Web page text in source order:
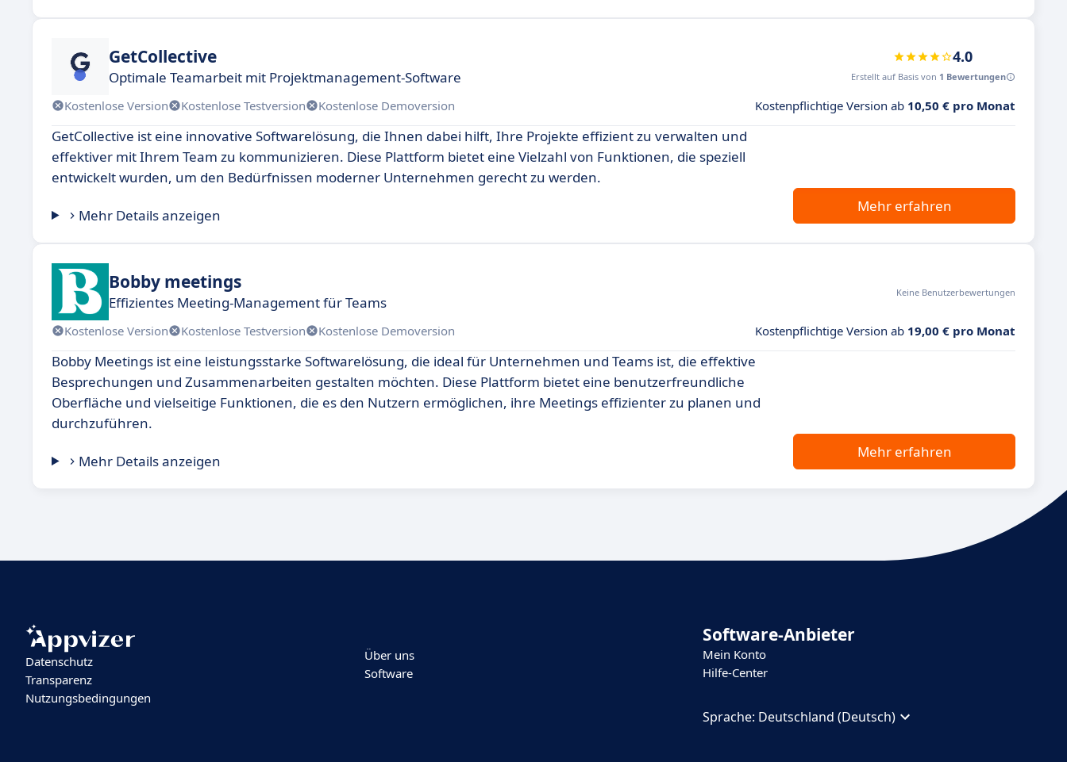
GetCollective
Optimale Teamarbeit mit Projektmanagement-Software
4.0
Erstellt auf Basis von 1 Bewertungen
Kostenlose Version Kostenlose Testversion Kostenlose Demoversion Kostenpflichtige Version ab 10,50 € pro Monat
GetCollective ist eine innovative Softwarelösung, die Ihnen dabei hilft, Ihre Projekte effizient zu verwalten und
effektiver mit Ihrem Team zu kommunizieren. Diese Plattform bietet eine Vielzahl von Funktionen, die speziell
entwickelt wurden, um den Bedürfnissen moderner Unternehmen gerecht zu werden.
Mehr Details anzeigen
Mehr erfahren
Bobby meetings
Effizientes Meeting-Management für Teams
Keine Benutzerbewertungen
Kostenlose Version Kostenlose Testversion Kostenlose Demoversion Kostenpflichtige Version ab 19,00 € pro Monat
Bobby Meetings ist eine leistungsstarke Softwarelösung, die ideal für Unternehmen und Teams ist, die effektive
Besprechungen und Zusammenarbeiten gestalten möchten. Diese Plattform bietet eine benutzerfreundliche
Oberfläche und vielseitige Funktionen, die es den Nutzern ermöglichen, ihre Meetings effizienter zu planen und
durchzuführen.
Mehr Details anzeigen
Mehr erfahren
Datenschutz
Transparenz
Nutzungsbedingungen
Über uns
Software
Software-Anbieter
Mein Konto
Hilfe-Center
Sprache: Deutschland (Deutsch)